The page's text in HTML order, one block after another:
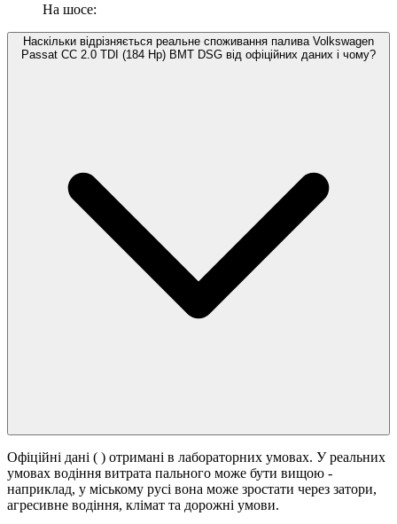
На шосе:
Наскільки відрізняється реальне споживання палива Volkswagen
Passat CC 2.0 TDI (184 Hp) BMT DSG від офіційних даних і чому?
Офіційні дані ( ) отримані в лабораторних умовах. У реальних
умовах водіння витрата пального може бути вищою -
наприклад, у міському русі вона може зростати через затори,
агресивне водіння, клімат та дорожні умови.